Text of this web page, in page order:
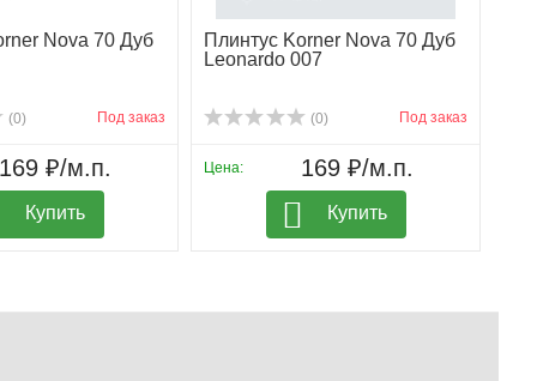
Nova 70 Дуб
(0) Под заказ
169 ₽/м.п.
Купить
Плинтус Korner Nova 70 Дуб
Leonardo 007
(0) Под заказ
Цена: 169 ₽/м.п.
Купить